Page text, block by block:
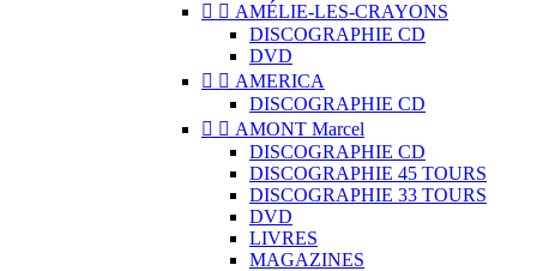
  AMÉLIE-LES-CRAYONS
DISCOGRAPHIE CD
DVD
  AMERICA
DISCOGRAPHIE CD
  AMONT Marcel
DISCOGRAPHIE CD
DISCOGRAPHIE 45 TOURS
DISCOGRAPHIE 33 TOURS
DVD
LIVRES
MAGAZINES